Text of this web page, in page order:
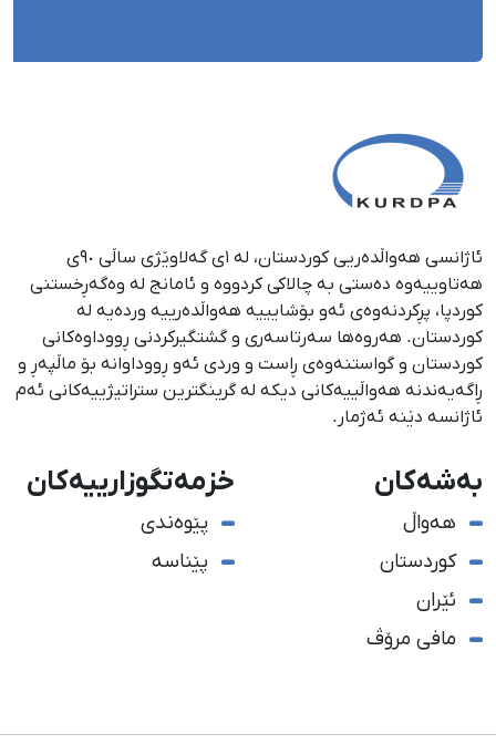
ئاژانسی هەواڵدەریی کوردستان، لە ١ی گەلاوێژی ساڵی ٩٠ی
هەتاوییەوە دەستی بە چالاکی کردووە و ئامانج لە وەگەڕخستنی
كوردپا، پڕكردنەوەی ئەو بۆشایییە هەواڵدەرییە وردەیە لە
كوردستان. هەروەها سەرتاسەری و گشتگیركردنی ڕووداوەكانی
كوردستان و گواستنەوەی ڕاست و وردی ئەو ڕووداوانە بۆ ماڵپەڕ و
ڕاگەیەندنە هەواڵییەكانی دیكە لە گرینگترین ستراتیژییەكانی ئەم
ئاژانسە دێنە ئەژمار.
بەشەکان
هەواڵ
کوردستان
ئێران
مافی مرۆڤ
خزمەتگوزارییەکان
پێوەندی
پێناسە